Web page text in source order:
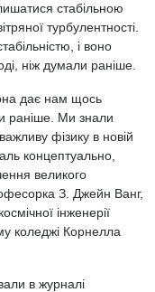
стабільною
турбулентності.
і воно
ніж думали раніше.
дає нам щось
раніше. Ми знали
фізику в новій
концептуально,
великого
З. Джейн Ванг,
інженерії
коледжі Корнелла
в журналі